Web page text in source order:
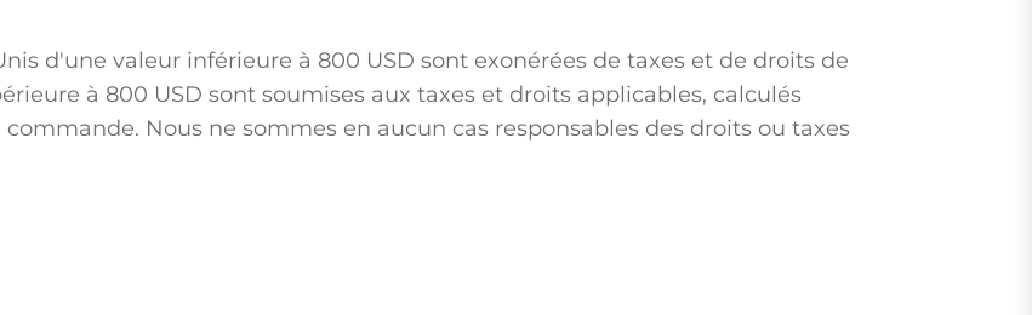
d'une valeur inférieure à 800 USD sont exonérées de taxes et de droits de
à 800 USD sont soumises aux taxes et droits applicables, calculés
commande. Nous ne sommes en aucun cas responsables des droits ou taxes